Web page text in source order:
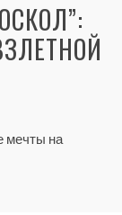
мечты на